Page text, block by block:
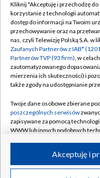
Abonament TVP
Emisja w TVP
Centrum informacji TVP
Naziemna Telewizja
Rada Programowa
System NOS
Informacje o nadawcy
Program dla prasy
©2026
Kliknij "Akceptuję i przechodzę
korzystanie z technologii
dostęp do informacji na Twoim
przechowywanie oraz na
nas, czyli Telewizję Polską S.A. w
Zaufanych Partnerów z IAB*
Partnerów TVP (93 firm), w
zautomatyzowanego
mierzenia ich skuteczności) i
także zgody na udostępnianie
Twoje dane osobowe zbierane
poszczególnych serwisów
zapisywane za pomocą
WWW lub innych podobnych
ruchu w Internecie.
Twoje dane osobowe zbierane
Akceptuję i